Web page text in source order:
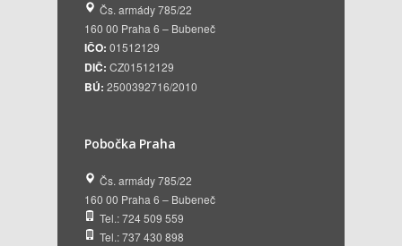
Čs. armády 785/22
160 00 Praha 6 – Bubeneč
IČO: 01512129
DIČ: CZ01512129
BÚ: 2500392716/2010
Pobočka Praha
Čs. armády 785/22
160 00 Praha 6 – Bubeneč
Tel.: 724 509 559
Tel.: 737 430 898